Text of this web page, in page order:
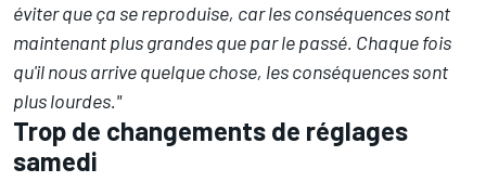
éviter que ça se reproduise, car les conséquences sont
maintenant plus grandes que par le passé. Chaque fois
qu'il nous arrive quelque chose, les conséquences sont
plus lourdes."
Trop de changements de réglages
samedi